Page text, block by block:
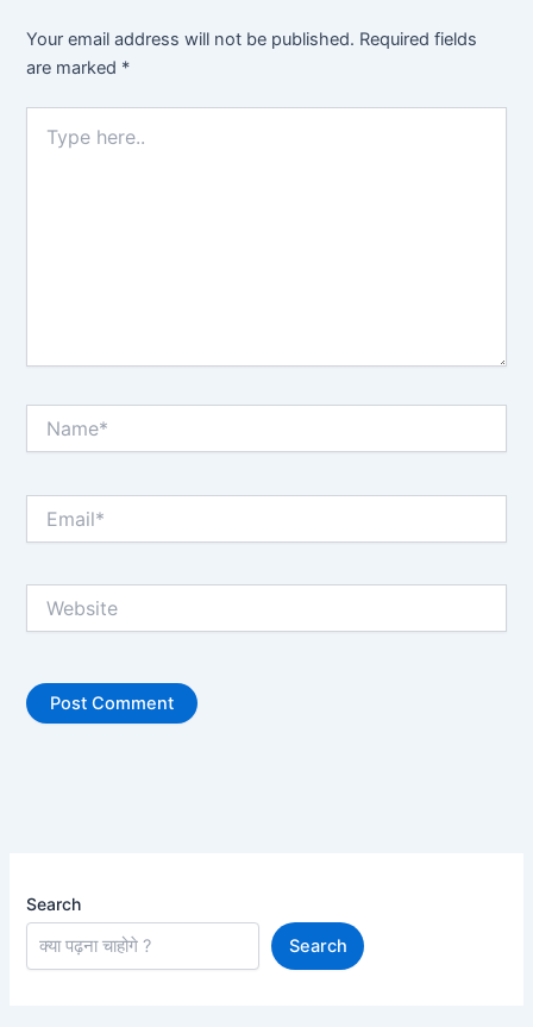
Your email address will not be published. Required fields
are marked *
here..
Search
Search